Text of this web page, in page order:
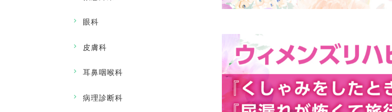
眼科
皮膚科
耳鼻咽喉科
病理診断科